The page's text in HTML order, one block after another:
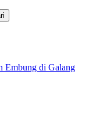
Embung di Galang